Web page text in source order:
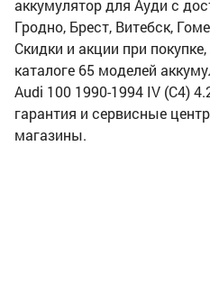
аккумулятор для Ауди с
Гродно, Брест, Витебск,
Скидки и акции при
каталоге 65 моделей
Audi 100 1990-1994 IV (C4)
гарантия и сервисные
магазины.